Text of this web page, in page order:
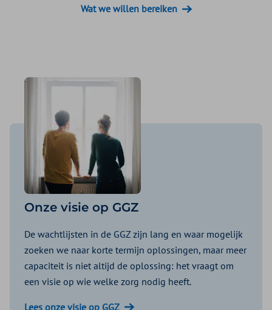
Wat we willen bereiken
Onze visie op GGZ
De wachtlijsten in de GGZ zijn lang en waar mogelijk
zoeken we naar korte termijn oplossingen, maar meer
capaciteit is niet altijd de oplossing: het vraagt om
een visie op wie welke zorg nodig heeft.
Lees onze visie op GGZ